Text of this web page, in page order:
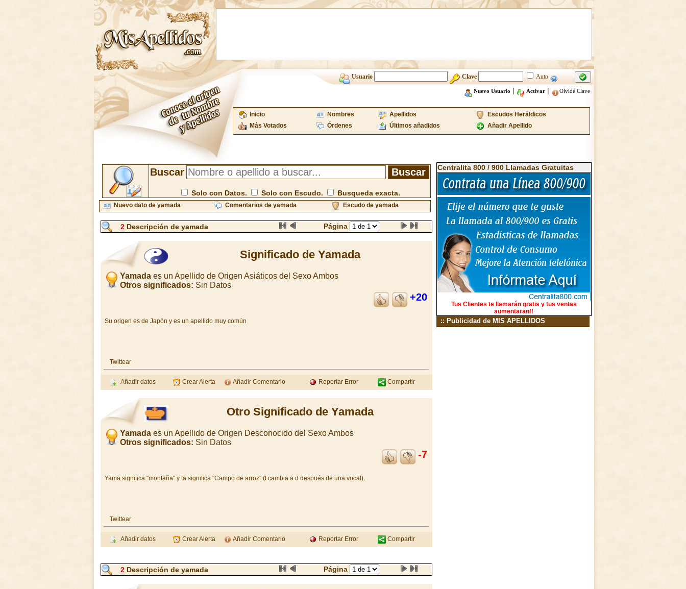
Usuario Clave Auto
Nuevo Usuario | Activar| Olvidé Clave
Inicio Nombres Apellidos
Escudos Heráldicos
Más Votados
Órdenes Últimos añadidos Añadir Apellido
Buscar
Solo con Datos. Solo con Escudo. Busqueda exacta.
Nuevo dato de yamada Comentarios de yamada Escudo de yamada
2Descripción de yamada Página
Significado de Yamada
Yamada es un Apellido de Origen Asiáticos del Sexo Ambos
Otros significados: Sin Datos
+20
Su origen es de Japón y es un apellido muy común
Twittear
Añadir datos Crear Alerta Añadir Comentario Reportar Error Compartir
Otro Significado de Yamada
Yamada es un Apellido de Origen Desconocido del Sexo Ambos
Otros significados: Sin Datos
-7
Yama significa "montaña" y ta significa "Campo de arroz" (t cambia a d después de una vocal).
Twittear
Añadir datos Crear Alerta Añadir Comentario Reportar Error Compartir
2Descripción de yamada Página
Centralita 800 / 900 Llamadas Gratuitas
Tus Clientes te llamarán gratis y tus ventas
aumentaran!!
:: Publicidad de MIS APELLIDOS